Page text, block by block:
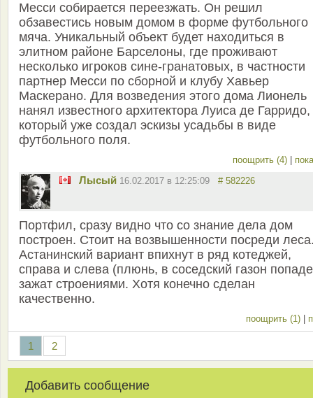
Месси собирается переезжать. Он решил
обзавестись новым домом в форме футбольного
мяча. Уникальный объект будет находиться в
элитном районе Барселоны, где проживают
несколько игроков сине-гранатовых, в частности
партнер Месси по сборной и клубу Хавьер
Маскерано. Для возведения этого дома Лионель
нанял известного архитектора Луиса де Гарридо,
который уже создал эскизы усадьбы в виде
футбольного поля.
поощрить (4)
Лысый 16.02.2017 в 12:25:09 # 582226
Портфил, сразу видно что со знание дела дом
построен. Стоит на возвышенности посреди
Астанинский вариант впихнут в ряд котеджей,
справа и слева (плюнь, в соседский газон
зажат строениями. Хотя конечно сделан
качественно.
поощрить (1)
1 2
Добавить сообщение